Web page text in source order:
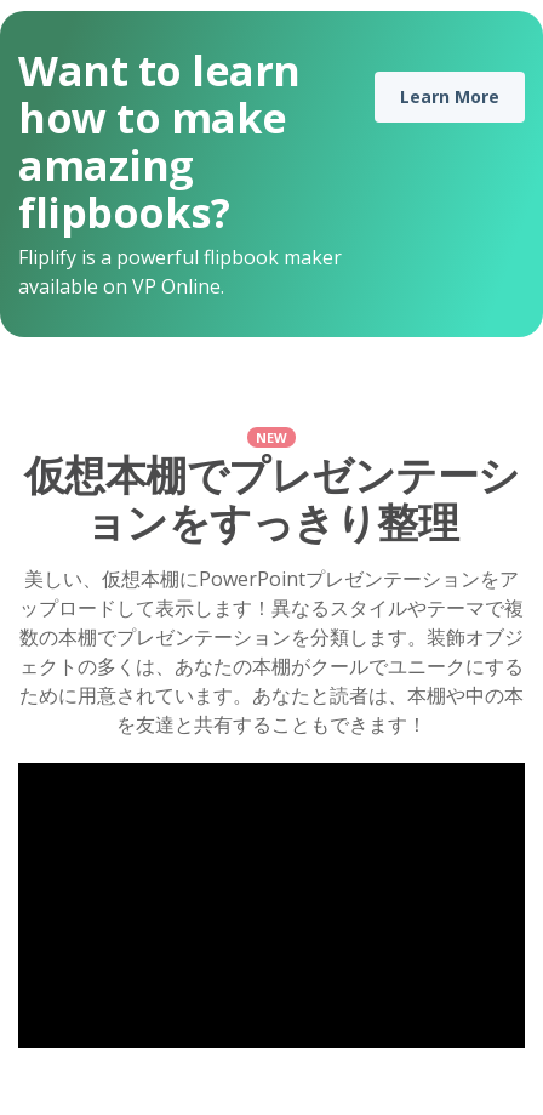
Want to learn
how to make
amazing
flipbooks?
Fliplify is a powerful flipbook maker
available on VP Online.
Learn More
NEW
仮想本棚でプレゼンテーシ
ョンをすっきり整理
美しい、仮想本棚にPowerPointプレゼンテーションをア
ップロードして表示します！異なるスタイルやテーマで複
数の本棚でプレゼンテーションを分類します。装飾オブジ
ェクトの多くは、あなたの本棚がクールでユニークにする
ために用意されています。あなたと読者は、本棚や中の本
を友達と共有することもできます！